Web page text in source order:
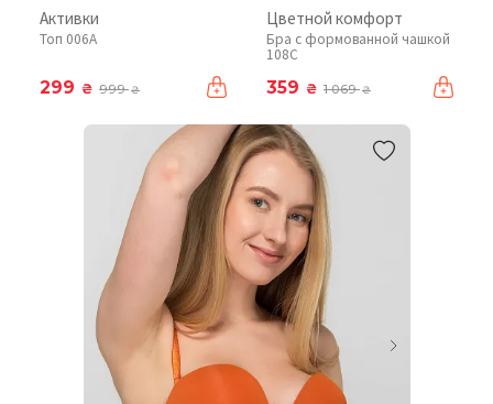
Активки
Топ 006A
299 ₴ 999₴
Цветной комфорт
Бра с формованной чашкой
108C
359 ₴ 1 069₴